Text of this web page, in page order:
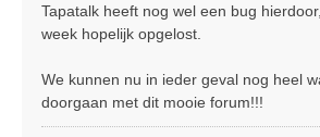
Tapatalk heeft nog wel een bug
week hopelijk opgelost.
We kunnen nu in ieder geval nog heel
doorgaan met dit mooie forum!!!